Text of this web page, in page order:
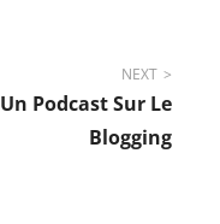
NEXT
Un Podcast Sur Le
Blogging